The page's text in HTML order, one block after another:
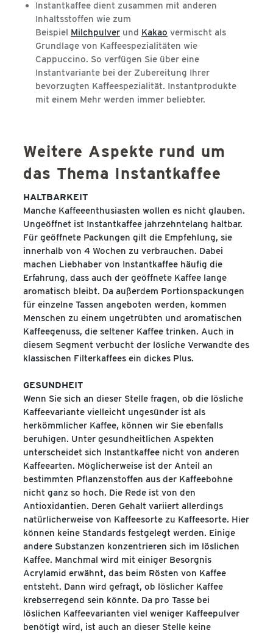
Instantkaffee dient zusammen mit anderen
Inhaltsstoffen wie zum
Beispiel Milchpulver und Kakao vermischt als
Grundlage von Kaffeespezialitäten wie
Cappuccino. So verfügen Sie über eine
Instantvariante bei der Zubereitung Ihrer
bevorzugten Kaffeespezialität. Instantprodukte
mit einem Mehr werden immer beliebter.
Weitere Aspekte rund um
das Thema Instantkaffee
HALTBARKEIT
Manche Kaffeeenthusiasten wollen es nicht glauben.
Ungeöffnet ist Instantkaffee jahrzehntelang haltbar.
Für geöffnete Packungen gilt die Empfehlung, sie
innerhalb von 4 Wochen zu verbrauchen. Dabei
machen Liebhaber von Instantkaffee häufig die
Erfahrung, dass auch der geöffnete Kaffee lange
aromatisch bleibt. Da außerdem Portionspackungen
für einzelne Tassen angeboten werden, kommen
Menschen zu einem ungetrübten und aromatischen
Kaffeegenuss, die seltener Kaffee trinken. Auch in
diesem Segment verbucht der lösliche Verwandte des
klassischen Filterkaffees ein dickes Plus.
GESUNDHEIT
Wenn Sie sich an dieser Stelle fragen, ob die lösliche
Kaffeevariante vielleicht ungesünder ist als
herkömmlicher Kaffee, können wir Sie ebenfalls
beruhigen. Unter gesundheitlichen Aspekten
unterscheidet sich Instantkaffee nicht von anderen
Kaffeearten. Möglicherweise ist der Anteil an
bestimmten Pflanzenstoffen aus der Kaffeebohne
nicht ganz so hoch. Die Rede ist von den
Antioxidantien. Deren Gehalt variiert allerdings
natürlicherweise von Kaffeesorte zu Kaffeesorte. Hier
können keine Standards festgelegt werden. Einige
andere Substanzen konzentrieren sich im löslichen
Kaffee. Manchmal wird mit einiger Besorgnis
Acrylamid erwähnt, das beim Rösten von Kaffee
entsteht. Dann wird gefragt, ob löslicher Kaffee
krebserregend sein könnte. Da pro Tasse bei
löslichen Kaffeevarianten viel weniger Kaffeepulver
benötigt wird, ist auch an dieser Stelle keine